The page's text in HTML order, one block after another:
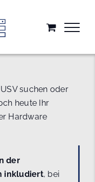
suchen oder
heute Ihr
Hardware
der
inkludiert, bei